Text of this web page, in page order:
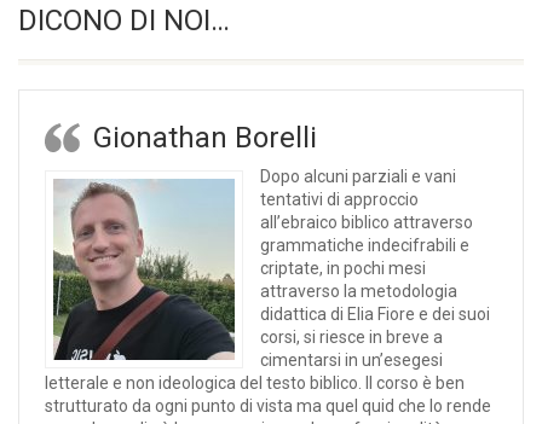
DICONO DI NOI…
Gionathan Borelli
Dopo alcuni parziali e vani
tentativi di approccio
all’ebraico biblico attraverso
grammatiche indecifrabili e
criptate, in pochi mesi
attraverso la metodologia
didattica di Elia Fiore e dei suoi
corsi, si riesce in breve a
cimentarsi in un’esegesi
letterale e non ideologica del testo biblico. Il corso è ben
strutturato da ogni punto di vista ma quel quid che lo rende